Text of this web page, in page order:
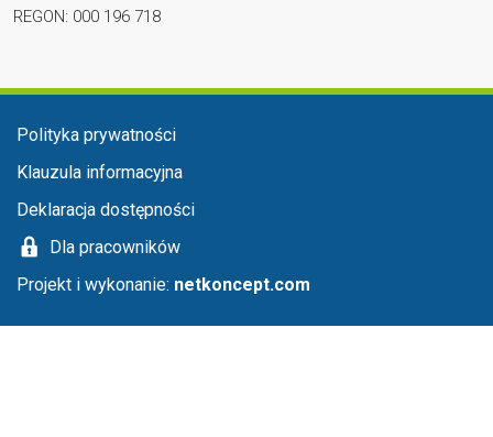
REGON: 000 196 718
Menu stopka
Polityka prywatności
Klauzula informacyjna
Deklaracja dostępności
Dla pracowników
Projekt i wykonanie: netkoncept.com